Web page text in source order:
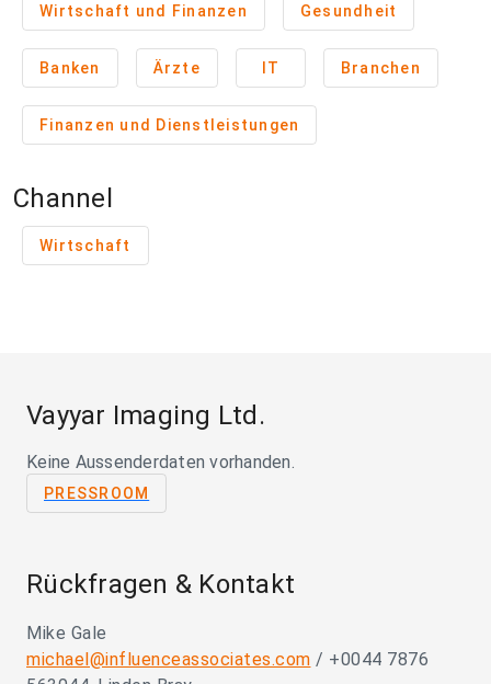
Wirtschaft und Finanzen Gesundheit
Banken Ärzte IT Branchen
Finanzen und Dienstleistungen
Channel
Wirtschaft
Vayyar Imaging Ltd.
Keine Aussenderdaten vorhanden.
PRESSROOM
Rückfragen & Kontakt
Mike Gale
michael@influenceassociates.com / +0044 7876